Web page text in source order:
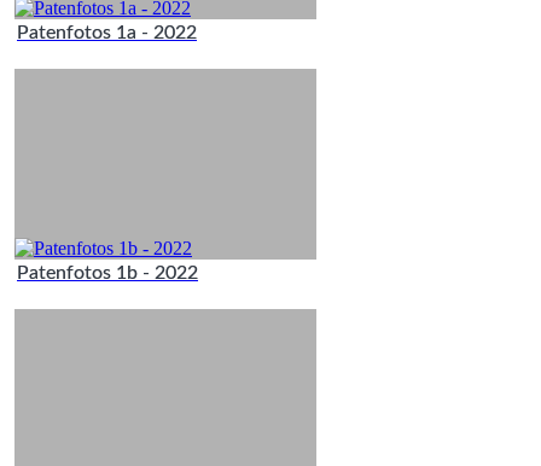
Patenfotos 1a - 2022
Patenfotos 1b - 2022